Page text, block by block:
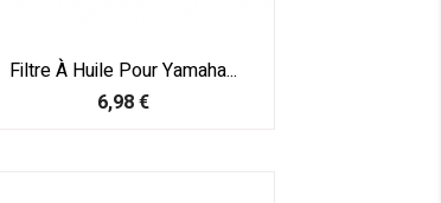
Filtre À Huile Pour Yamaha...
Prix
6,98 €